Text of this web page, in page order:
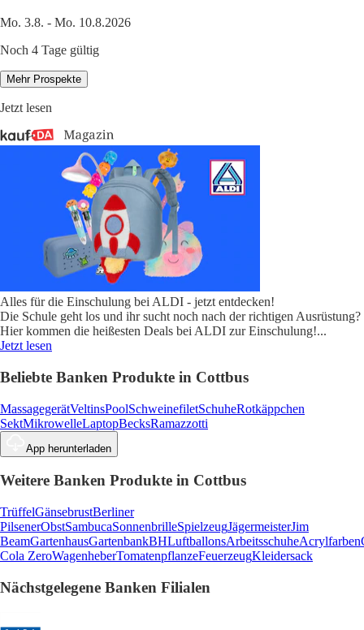
Mo. 3.8. - Mo. 10.8.2026
Noch 4 Tage gültig
Mehr Prospekte
Jetzt lesen
Alles für die Einschulung bei ALDI - jetzt entdecken!
Die Schule geht los und ihr sucht noch nach der richtigen Ausrüstung?
Hier kommen die heißesten Deals bei ALDI zur Einschulung!...
Jetzt lesen
Beliebte Banken Produkte in Cottbus
MassagegerätVeltinsPoolSchweinefiletSchuheRotkäppchen
SektMikrowelleLaptopBecksRamazzotti
App herunterladen
Weitere Banken Produkte in Cottbus
TrüffelGänsebrustBerliner
PilsenerObstSambucaSonnenbrilleSpielzeugJägermeisterJim
BeamGartenhausGartenbankBHLuftballonsArbeitsschuheAcrylfarben
Cola ZeroWagenheberTomatenpflanzeFeuerzeugKleidersack
Nächstgelegene Banken Filialen